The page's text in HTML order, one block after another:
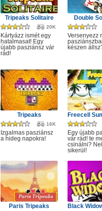
Tripeaks Solitaire
20K
Kártyázz ismét egy
hatalmasat! Egy
újabb pasziánsz vár
rád!
Double
Versenyezz
készen
Tripeaks
16K
Izgalmas pasziánsz
a hideg napokra!
Egy újabb
vár rád! te
csinálni?
sikerül!
Paris Tripeaks